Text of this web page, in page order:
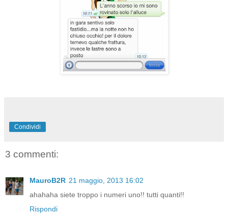
Condividi
3 commenti:
MauroB2R 21 maggio, 2013 16:02
ahahaha siete troppo i numeri uno!! tutti quanti!!
Rispondi